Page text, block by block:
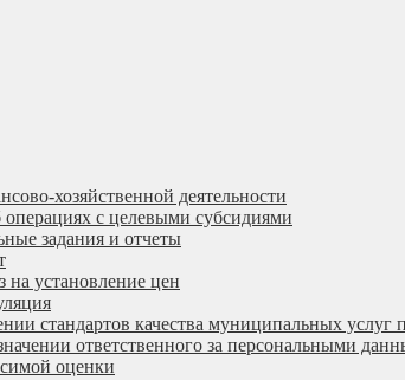
хозяйственной деятельности
операциях с целевыми субсидиями
задания и отчеты
на установление цен
стандартов качества муниципальных
ответственного за персональными
оценки